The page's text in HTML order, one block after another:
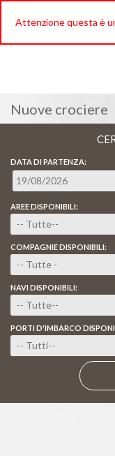
Nuove crociere
DATA DI PARTENZA:
AREE DISPONIBILI:
COMPAGNIE DISPONIBILI:
NAVI DISPONIBILI:
PORTI D'IMBARCO
PORTALE DI DEMO E
Attenzione questa è